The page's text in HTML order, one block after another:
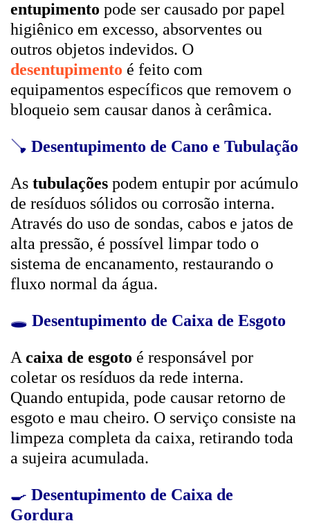
entupimento pode ser causado por papel
higiênico em excesso, absorventes ou
outros objetos indevidos. O
desentupimento é feito com
equipamentos específicos que removem o
bloqueio sem causar danos à cerâmica.
🪠 Desentupimento de Cano e Tubulação
As tubulações podem entupir por acúmulo
de resíduos sólidos ou corrosão interna.
Através do uso de sondas, cabos e jatos de
alta pressão, é possível limpar todo o
sistema de encanamento, restaurando o
fluxo normal da água.
🕳️ Desentupimento de Caixa de Esgoto
A caixa de esgoto é responsável por
coletar os resíduos da rede interna.
Quando entupida, pode causar retorno de
esgoto e mau cheiro. O serviço consiste na
limpeza completa da caixa, retirando toda
a sujeira acumulada.
🍳 Desentupimento de Caixa de
Gordura